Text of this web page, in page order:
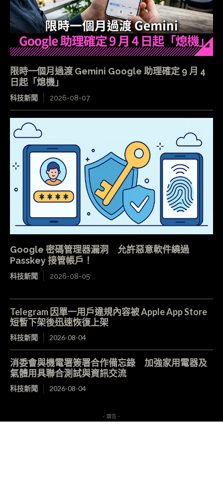
限時一個月過渡 Gemini Google 助理確定 9 月 4
日起「熄機」
科技新聞 2026-08-07
Google 密碼管理器漏洞 允許惡意軟件繞過
Passkey 接管帳戶！
科技新聞 2026-08-05
Telegram 因單一用戶違規內容被 Apple App Store
短暫下架後迅速恢復上架
科技新聞 2026-08-04
消委會與機電署簽署合作備忘錄 加強家用電器及
氣體用具聯合測試與資訊交流
科技新聞 2026-08-04
- 廣告 -